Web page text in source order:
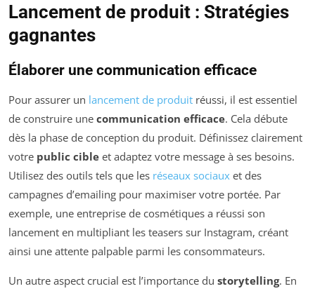
Lancement de produit : Stratégies
gagnantes
Élaborer une communication efficace
Pour assurer un lancement de produit réussi, il est essentiel
de construire une communication efficace. Cela débute
dès la phase de conception du produit. Définissez clairement
votre public cible et adaptez votre message à ses besoins.
Utilisez des outils tels que les réseaux sociaux et des
campagnes d’emailing pour maximiser votre portée. Par
exemple, une entreprise de cosmétiques a réussi son
lancement en multipliant les teasers sur Instagram, créant
ainsi une attente palpable parmi les consommateurs.
Un autre aspect crucial est l’importance du storytelling. En